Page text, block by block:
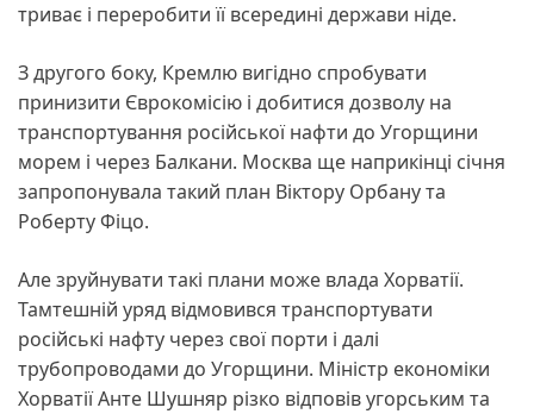
триває і переробити її всередині держави ніде.
З другого боку, Кремлю вигідно спробувати
принизити Єврокомісію і добитися дозволу на
транспортування російської нафти до Угорщини
морем і через Балкани. Москва ще наприкінці січня
запропонувала такий план Віктору Орбану та
Роберту Фіцо.
Але зруйнувати такі плани може влада Хорватії.
Тамтешній уряд відмовився транспортувати
російські нафту через свої порти і далі
трубопроводами до Угорщини. Міністр економіки
Хорватії Анте Шушняр різко відповів угорським та